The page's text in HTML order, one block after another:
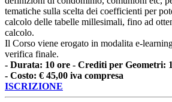
tematiche sulla scelta dei coefficienti per
calcolo delle tabelle millesimali, fino ad
calcolo.
Il Corso viene erogato in modalita e-
verifica finale.
- Durata: 10 ore - Crediti per Geometri:
- Costo: € 45,00 iva compresa
ISCRIZIONE